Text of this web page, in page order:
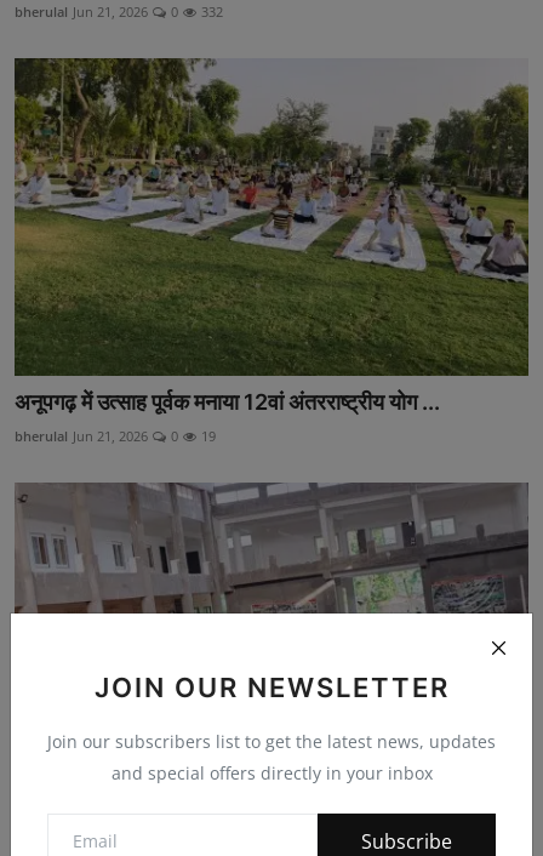
JOIN OUR NEWSLETTER
Join our subscribers list to get the latest news, updates
and special offers directly in your inbox
Subscribe
bherulal Jun 21, 2026 0 332
अनूपगढ़ में उत्साह पूर्वक मनाया 12वां अंतरराष्ट्रीय योग ...
bherulal Jun 21, 2026 0 19
*योग दिवस पर जांगिड समाज छात्रावास भवन में होगा सामूहिक...